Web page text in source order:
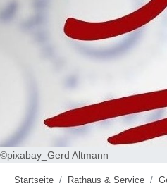
©pixabay_Gerd Altmann
Startseite Rathaus & Service